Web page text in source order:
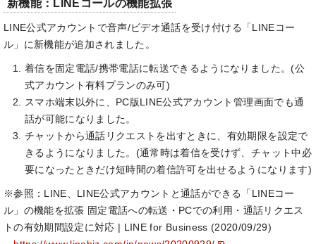
新機能：LINEコールの機能拡張
LINE公式アカウントで音声/ビデオ通話を受け付ける「LINEコー
ル」に新機能が追加されました。
着信を固定電話/携帯電話に転送できるようになりました。(公
式アカウント有料プランのみ可)
スマホ端末以外に、PC版LINE公式アカウント管理画面でも通
話が可能になりました。
チャットから通話リクエストを出すときに、有効期限を設定で
きるようになりました。(通常時は着信を受けず、チャット中必
要になったときだけ短時間の着信許可を出せるようになります)
※参照：LINE、LINE公式アカウントと通話ができる「LINEコー
ル」の機能を拡張 固定電話への転送・PCでの利用・通話リクエス
トの有効期間設定に対応 | LINE for Business (2020/09/29)